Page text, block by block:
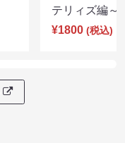
テリィズ編
¥1800 (税込)